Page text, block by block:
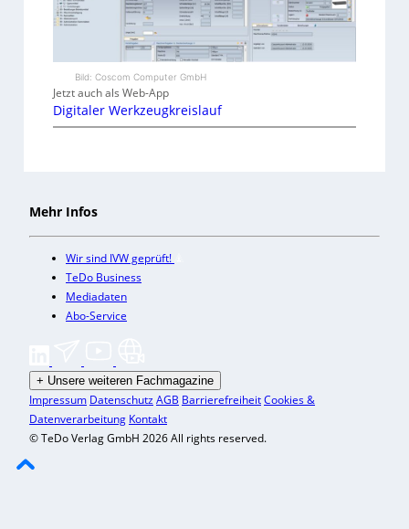
Bild: Coscom Computer GmbH
Jetzt auch als Web-App
Digitaler Werkzeugkreislauf
Mehr Infos
Wir sind IVW geprüft!
TeDo Business
Mediadaten
Abo-Service
+ Unsere weiteren Fachmagazine
Impressum DatenschutzAGB BarrierefreiheitCookies &
Datenverarbeitung Kontakt
© TeDo Verlag GmbH 2026 All rights reserved.